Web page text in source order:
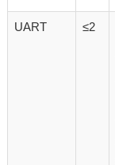
UART ≤2